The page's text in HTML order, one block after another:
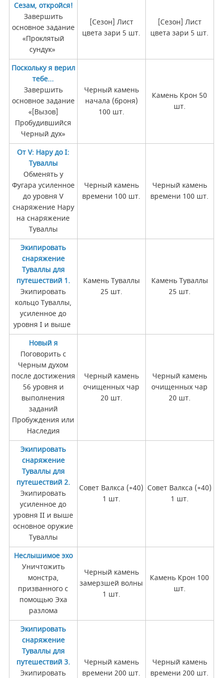
Сезам, откройся!
Завершить
основное задание
«Проклятый
сундук»
[Сезон] Лист
цвета зари 5 шт.
[Сезон] Лист
цвета зари 5 шт.
Поскольку я верил
тебе...
Завершить
основное задание
«[Вызов]
Пробудившийся
Черный дух»
Черный камень
начала (броня)
100 шт.
Камень Крон 50
шт.
От V: Нару до I:
Туваллы
Обменять у
Фугара усиленное
до уровня V
снаряжение Нару
на снаряжение
Туваллы
Черный камень
времени 100 шт.
Черный камень
времени 100 шт.
Экипировать
снаряжение
Туваллы для
путешествий 1.
Экипировать
кольцо Туваллы,
усиленное до
уровня I и выше
Камень Туваллы
25 шт.
Камень Туваллы
25 шт.
Новый я
Поговорить с
Черным духом
после достижения
56 уровня и
выполнения
заданий
Пробуждения или
Наследия
Черный камень
очищенных чар
20 шт.
Черный камень
очищенных чар
20 шт.
Экипировать
снаряжение
Туваллы для
путешествий 2.
Экипировать
усиленное до
уровня II и выше
основное оружие
Туваллы
Совет Валкса (+40)
1 шт.
Совет Валкса (+40)
1 шт.
Неслышимое эхо
Уничтожить
монстра,
призванного с
помощью Эха
разлома
Черный камень
замерзшей волны
1 шт.
Камень Крон 100
шт.
Экипировать
снаряжение
Туваллы для
путешествий 3.
Экипировать
Черный камень
времени 200 шт.
Черный камень
времени 200 шт.